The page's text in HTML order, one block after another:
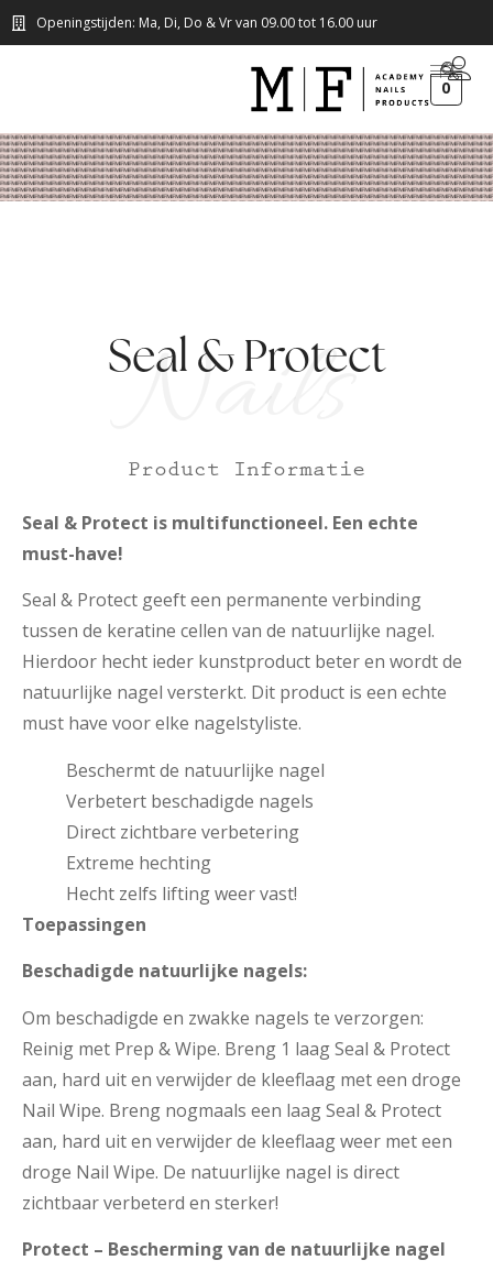
Openingstijden: Ma, Di, Do & Vr van 09.00 tot 16.00 uur
0
Nails
Seal & Protect
Product Informatie
Seal & Protect is multifunctioneel. Een echte
must-have!
Seal & Protect geeft een permanente verbinding
tussen de keratine cellen van de natuurlijke nagel.
Hierdoor hecht ieder kunstproduct beter en wordt de
natuurlijke nagel versterkt. Dit product is een echte
must have voor elke nagelstyliste.
Beschermt de natuurlijke nagel
Verbetert beschadigde nagels
Direct zichtbare verbetering
Extreme hechting
Hecht zelfs lifting weer vast!
Toepassingen
Beschadigde natuurlijke nagels:
Om beschadigde en zwakke nagels te verzorgen:
Reinig met Prep & Wipe. Breng 1 laag Seal & Protect
aan, hard uit en verwijder de kleeflaag met een droge
Nail Wipe. Breng nogmaals een laag Seal & Protect
aan, hard uit en verwijder de kleeflaag weer met een
droge Nail Wipe. De natuurlijke nagel is direct
zichtbaar verbeterd en sterker!
Protect – Bescherming van de natuurlijke nagel